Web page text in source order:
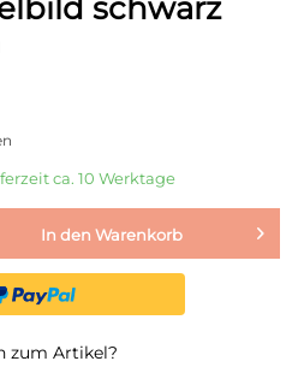
schwarz
ca. 10 Werktage
In den Warenkorb
zum Artikel?